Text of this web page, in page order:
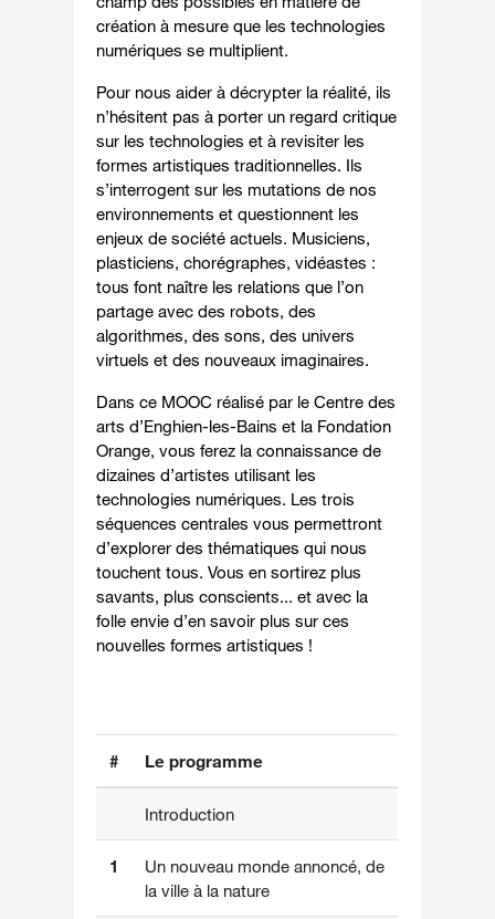
création à mesure que les technologies
numériques se multiplient.
Pour nous aider à décrypter la réalité, ils
n’hésitent pas à porter un regard critique
sur les technologies et à revisiter les
formes artistiques traditionnelles. Ils
s’interrogent sur les mutations de nos
environnements et questionnent les
enjeux de société actuels. Musiciens,
plasticiens, chorégraphes, vidéastes :
tous font naître les relations que l’on
partage avec des robots, des
algorithmes, des sons, des univers
virtuels et des nouveaux imaginaires.
Dans ce MOOC réalisé par le Centre des
arts d’Enghien-les-Bains et la Fondation
Orange, vous ferez la connaissance de
dizaines d’artistes utilisant les
technologies numériques. Les trois
séquences centrales vous permettront
d’explorer des thématiques qui nous
touchent tous. Vous en sortirez plus
savants, plus conscients... et avec la
folle envie d’en savoir plus sur ces
nouvelles formes artistiques !
# Le programme
Introduction
1
Un nouveau monde annoncé, de
la ville à la nature